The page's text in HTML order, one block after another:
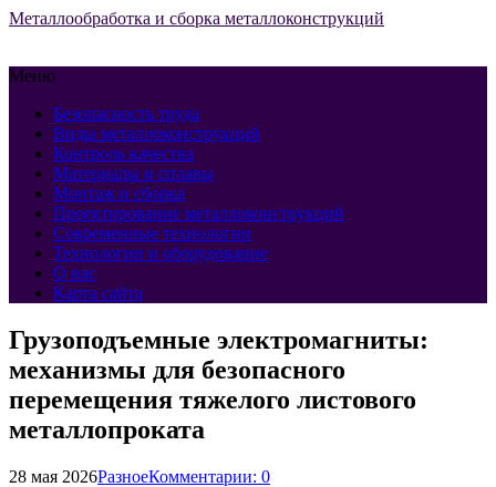
Металлообработка и сборка металлоконструкций
Меню
Безопасность труда
Виды металлоконструкций
Контроль качества
Материалы и сплавы
Монтаж и сборка
Проектирование металлоконструкций
Современные технологии
Технологии и оборудование
О нас
Карта сайта
Грузоподъемные электромагниты:
механизмы для безопасного
перемещения тяжелого листового
металлопроката
28 мая 2026РазноеКомментарии: 0